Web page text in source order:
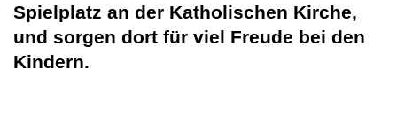
Spielplatz an der Katholischen Kirche,
und sorgen dort für viel Freude bei den
Kindern.